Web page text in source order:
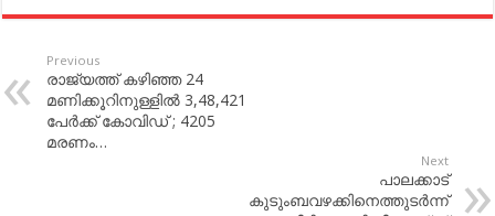
Previous
രാജ്യത്ത് കഴിഞ്ഞ 24
മണിക്കൂറിനുള്ളിൽ 3,48,421
പേര്‍ക്ക് കോവിഡ് ; 4205
മരണം…
Next
പാലക്കാട്
കുടുംബവഴക്കിനെത്തുടര്‍ന്ന്